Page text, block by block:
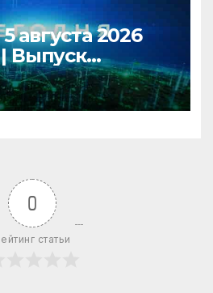
августа 2026
Выпуск
НТВ
0
статьи